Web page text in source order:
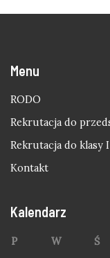
Menu
RODO
Rekrutacja do
Rekrutacja do klasy I
Kontakt
Kalendarz
P W Ś